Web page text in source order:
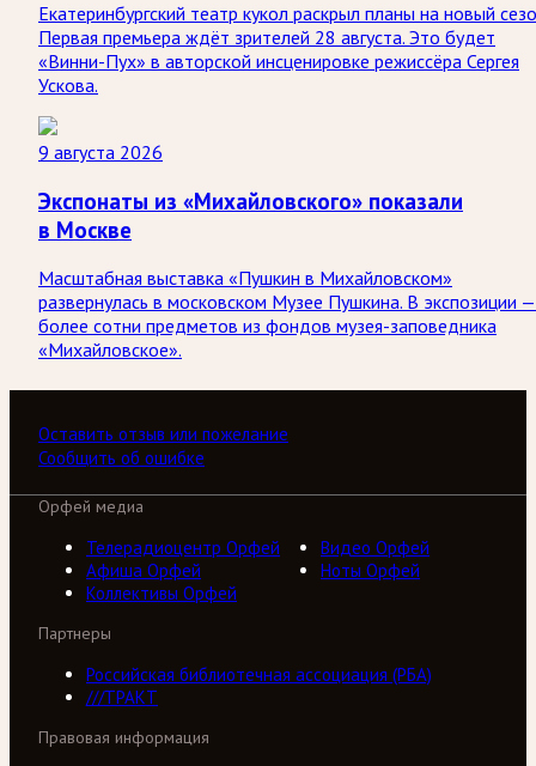
Екатеринбургский театр кукол раскрыл планы на новый
Первая премьера ждёт зрителей 28 августа. Это будет
«Винни-Пух» в авторской инсценировке режиссёра Сергея
Ускова.
9 августа 2026
Экспонаты из «Михайловского» показали
в Москве
Масштабная выставка «Пушкин в Михайловском»
развернулась в московском Музее Пушкина. В экспозиции —
более сотни предметов из фондов музея-заповедника
«Михайловское».
Оставить отзыв или пожелание
Сообщить об ошибке
Орфей медиа
Телерадиоцентр Орфей
Видео Орфей
Афиша Орфей
Ноты Орфей
Коллективы Орфей
Партнеры
Российская библиотечная ассоциация (РБА)
///ТРАКТ
Правовая информация